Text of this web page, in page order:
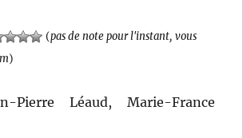
(pas de note pour l'instant, vous
)
Pierre Léaud, Marie-France